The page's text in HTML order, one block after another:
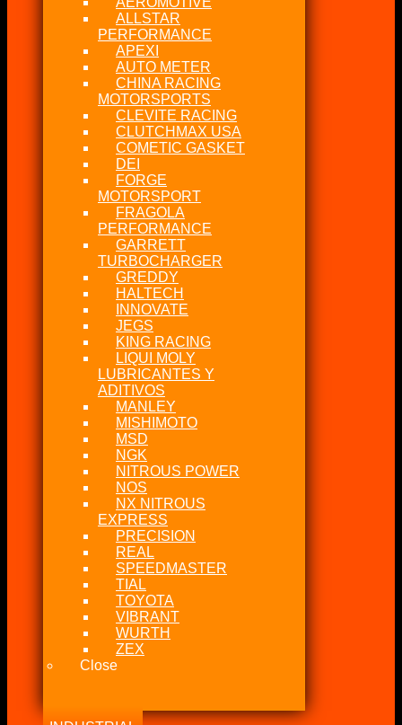
ALLSTAR
PERFORMANCE
APEXI
AUTO METER
CHINA RACING
MOTORSPORTS
CLEVITE RACING
CLUTCHMAX USA
COMETIC GASKET
DEI
FORGE
MOTORSPORT
FRAGOLA
PERFORMANCE
GARRETT
TURBOCHARGER
GREDDY
HALTECH
INNOVATE
JEGS
KING RACING
LIQUI MOLY
LUBRICANTES Y
ADITIVOS
MANLEY
MISHIMOTO
MSD
NGK
NITROUS POWER
NOS
NX NITROUS
EXPRESS
PRECISION
REAL
SPEEDMASTER
TIAL
TOYOTA
VIBRANT
WURTH
ZEX
Close